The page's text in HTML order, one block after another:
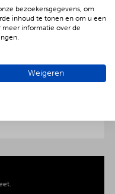
extra feestelijke
€ 2,- per persoon
salades in
Dat is
bezoekersgegevens, om
inhoud te tonen en om u een
informatie over de
Weigeren